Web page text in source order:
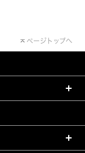
ページトップへ